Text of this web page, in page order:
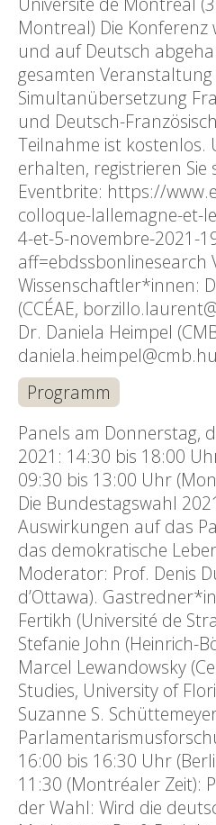
Montreal) Die Konferenz
und auf Deutsch
gesamten Veranstaltung
Simultanübersetzung
und Deutsch-
Teilnahme ist kostenlos.
erhalten, registrieren
Eventbrite: https://
colloque-lallemagne-et-
4-et-5-novembre-2021-
aff=ebdssbonlinesearch
Wissenschaftler*innen:
(CCÉAE,
Dr. Daniela Heimpel
Programm
Panels am Donnerstag,
2021: 14:30 bis 18:00
09:30 bis 13:00 Uhr
Die Bundestagswahl
Auswirkungen auf das
das demokratische
Moderator: Prof. Denis
d’Ottawa).
Fertikh (Université de
Stefanie John (Heinrich-
Marcel Lewandowsky
Studies, University of
Suzanne S.
16:00 bis 16:30 Uhr
11:30 (Montréaler Zeit):
der Wahl: Wird die